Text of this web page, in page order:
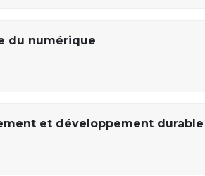
du numérique
et développement durable